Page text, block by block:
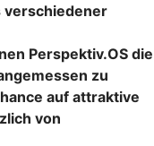
verschiedener
Perspektiv.OS die
zu
auf attraktive
von